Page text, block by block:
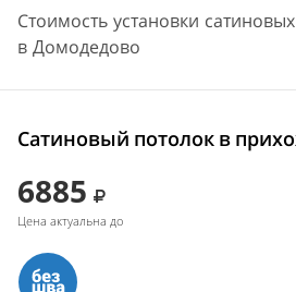
Стоимость установки
в Домодедово
Сатиновый потолок в
6885
Цена актуальна до